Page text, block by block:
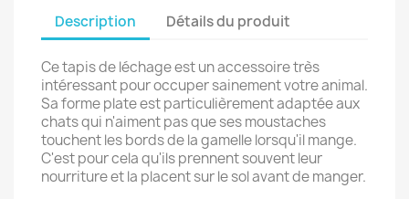
Description Détails du produit
Ce tapis de léchage est un accessoire très
intéressant pour occuper sainement votre animal.
Sa forme plate est particulièrement adaptée aux
chats qui n'aiment pas que ses moustaches
touchent les bords de la gamelle lorsqu'il mange.
C'est pour cela qu'ils prennent souvent leur
nourriture et la placent sur le sol avant de manger.